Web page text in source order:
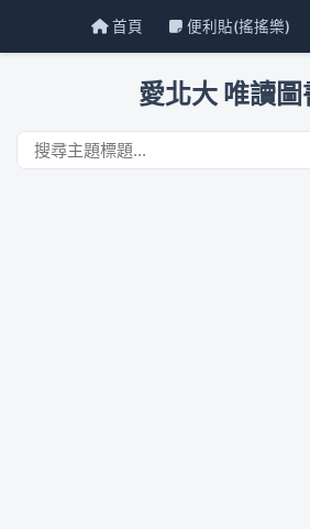
首頁 便利貼(搖搖樂)
愛北大 唯讀圖